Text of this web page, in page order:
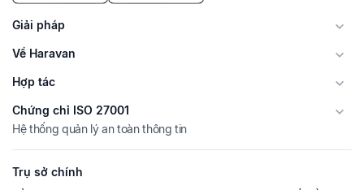
Giải pháp
Về Haravan
Hợp tác
Chứng chỉ ISO 27001
Hệ thống quản lý an toàn thông tin
Trụ sở chính